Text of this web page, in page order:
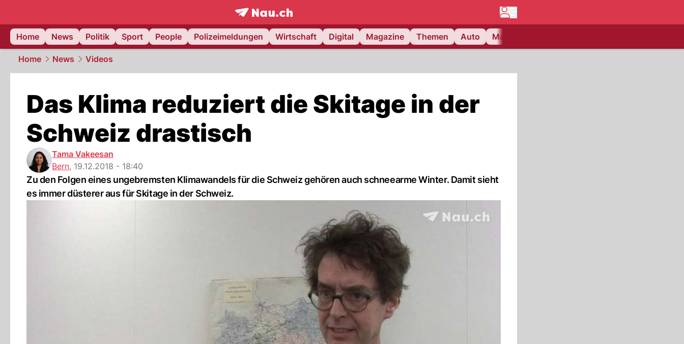
frontpage.NAU.ch
Home
News Politik Sport People Polizeimeldungen Wirtschaft Digital Magazine Themen Auto Matchcenter
Home News Videos
Das Klima reduziert die Skitage in der
Schweiz drastisch
Tama Vakeesan
Bern, 19.12.2018 - 18:40
Zu den Folgen eines ungebremsten Klimawandels für die Schweiz gehören auch schneearme Winter. Damit sieht
es immer düsterer aus für Skitage in der Schweiz.